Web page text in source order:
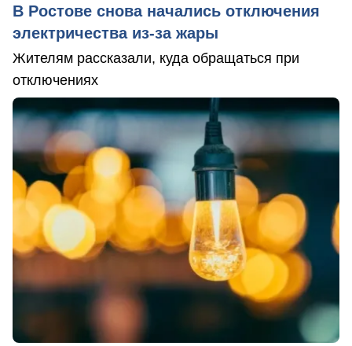
В Ростове снова начались отключения
электричества из-за жары
Жителям рассказали, куда обращаться при
отключениях